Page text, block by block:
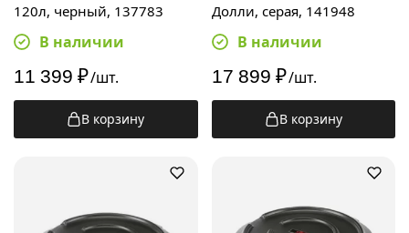
120л, черный, 137783
В наличии
11 399 ₽/шт.
В корзину
Долли, серая, 141948
В наличии
17 899 ₽/шт.
В корзину